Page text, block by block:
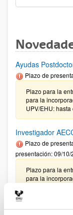
Ayudas
Plazo de
Plazo para la
para la
UPV/EHU:
Investigador
Plazo de
presentación: 09/10/
Plazo para la
para la